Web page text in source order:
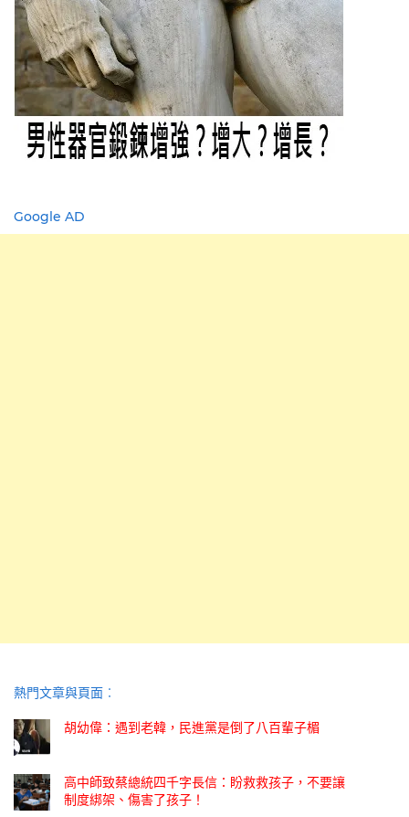
Google AD
熱門文章與頁面︰
胡幼偉：遇到老韓，民進黨是倒了八百輩子楣
高中師致蔡總統四千字長信：盼救救孩子，不要讓
制度綁架、傷害了孩子！